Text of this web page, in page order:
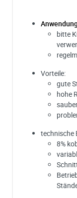
bitte
Vorteile:
gute
hohe
technische
8%